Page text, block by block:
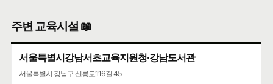
주변 교육시설 📖
서울특별시강남서초교육지원청·강남도서관
서울특별시 강남구 선릉로116길 45